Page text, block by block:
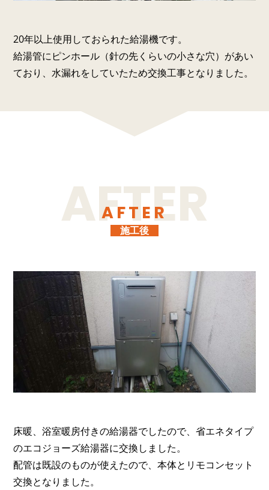
20年以上使用しておられた給湯機です。
給湯管にピンホール（針の先くらいの小さな穴）があい
ており、水漏れをしていたため交換工事となりました。
AFTER
施工後
床暖、浴室暖房付きの給湯器でしたので、省エネタイプ
のエコジョーズ給湯器に交換しました。
配管は既設のものが使えたので、本体とリモコンセット
交換となりました。